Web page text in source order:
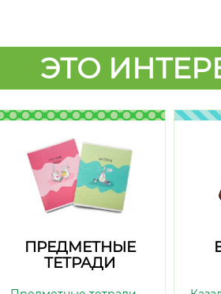
ЭТО
ПРЕДМЕТНЫЕ
ТЕТРАДИ